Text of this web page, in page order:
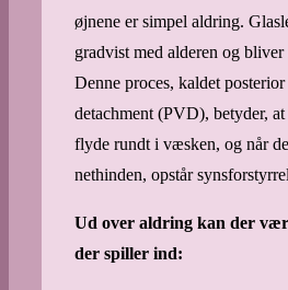
øjnene er simpel aldring.
gradvist med alderen og
Denne proces, kaldet
detachment (PVD), betyder,
flyde rundt i væsken, og når
nethinden, opstår
Ud over aldring kan der
der spiller ind: